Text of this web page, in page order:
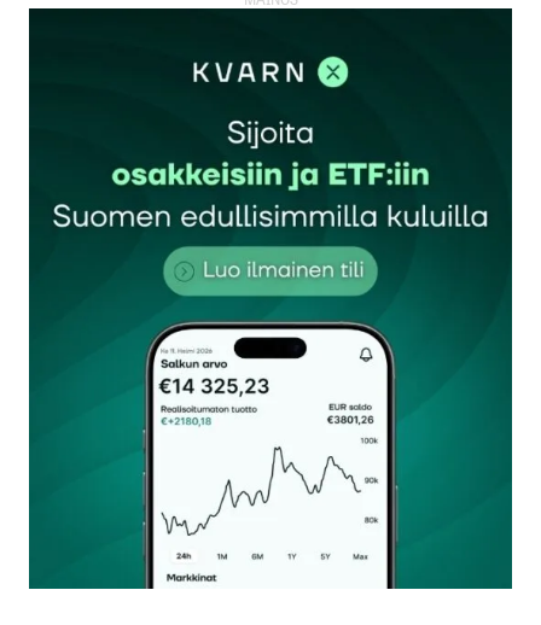
kirjautua
rekisteröityä
Sähköpostiosoitettasi ei julkaista.Pakolliset
kentät on merkitty*
Kommentti*
Nimesi tai nimimerkkisi
Sähköpostiosoitteesi